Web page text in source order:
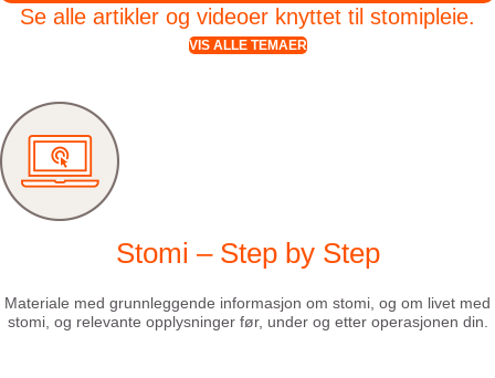
Se alle artikler og videoer knyttet til stomipleie.
VIS ALLE TEMAER
Stomi – Step by Step
Materiale med grunnleggende informasjon om stomi, og om livet med
stomi, og relevante opplysninger før, under og etter operasjonen din.